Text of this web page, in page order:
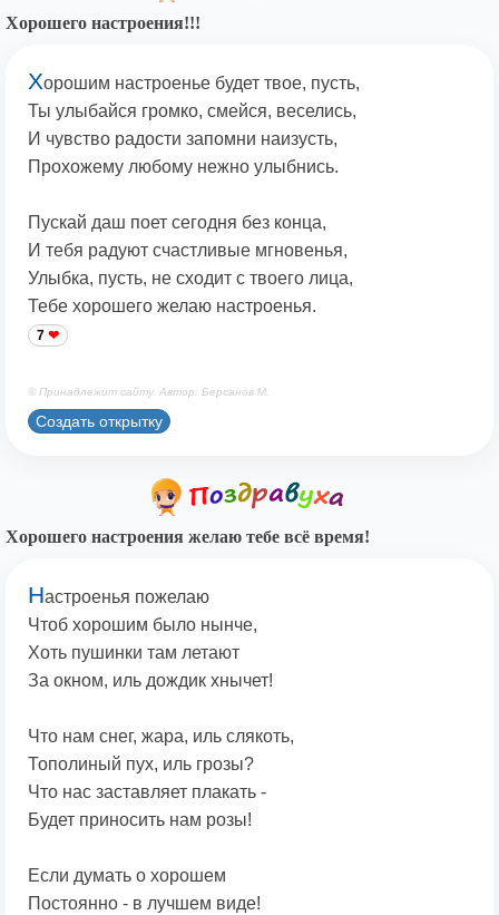
Хорошего настроения!!!
Хорошим настроенье будет твое, пусть,
Ты улыбайся громко, смейся, веселись,
И чувство радости запомни наизусть,
Прохожему любому нежно улыбнись.
Пускай даш поет сегодня без конца,
И тебя радуют счастливые мгновенья,
Улыбка, пусть, не сходит с твоего лица,
Тебе хорошего желаю настроенья.
7
© Принадлежит сайту. Автор: Берсанов М.
Создать открытку
Хорошего настроения желаю тебе всё время!
Настроенья пожелаю
Чтоб хорошим было нынче,
Хоть пушинки там летают
За окном, иль дождик хнычет!
Что нам снег, жара, иль слякоть,
Тополиный пух, иль грозы?
Что нас заставляет плакать -
Будет приносить нам розы!
Если думать о хорошем
Постоянно - в лучшем виде!